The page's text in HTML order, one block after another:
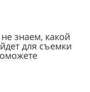
знаем, какой
для съемки